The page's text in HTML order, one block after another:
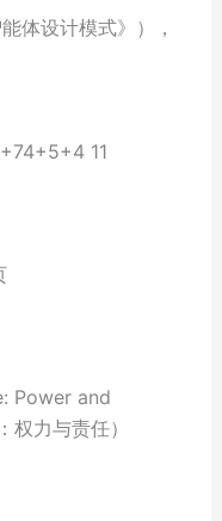
体设计模式》），
11
Power and
力与责任）